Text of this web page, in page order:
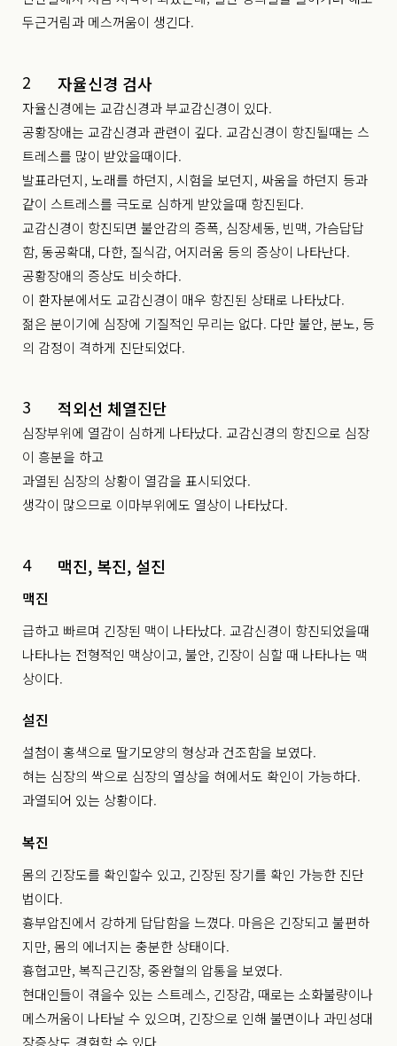
두근거림과 메스꺼움이 생긴다.
2 자율신경 검사
자율신경에는 교감신경과 부교감신경이 있다.
공황장애는 교감신경과 관련이 깊다. 교감신경이 항진될때는 스
트레스를 많이 받았을때이다.
발표라던지, 노래를 하던지, 시험을 보던지, 싸움을 하던지 등과
같이 스트레스를 극도로 심하게 받았을때 항진된다.
교감신경이 항진되면 불안감의 증폭, 심장세동, 빈맥, 가슴답답
함, 동공확대, 다한, 질식감, 어지러움 등의 증상이 나타난다.
공황장애의 증상도 비슷하다.
이 환자분에서도 교감신경이 매우 항진된 상태로 나타났다.
젊은 분이기에 심장에 기질적인 무리는 없다. 다만 불안, 분노, 등
의 감정이 격하게 진단되었다.
3 적외선 체열진단
심장부위에 열감이 심하게 나타났다. 교감신경의 항진으로 심장
이 흥분을 하고
과열된 심장의 상황이 열감을 표시되었다.
생각이 많으므로 이마부위에도 열상이 나타났다.
4 맥진, 복진, 설진
맥진
급하고 빠르며 긴장된 맥이 나타났다. 교감신경이 항진되었을때
나타나는 전형적인 맥상이고, 불안, 긴장이 심할 때 나타나는 맥
상이다.
설진
설첨이 홍색으로 딸기모양의 형상과 건조함을 보였다.
혀는 심장의 싹으로 심장의 열상을 혀에서도 확인이 가능하다.
과열되어 있는 상황이다.
복진
몸의 긴장도를 확인할수 있고, 긴장된 장기를 확인 가능한 진단
법이다.
흉부압진에서 강하게 답답함을 느꼈다. 마음은 긴장되고 불편하
지만, 몸의 에너지는 충분한 상태이다.
흉협고만, 복직근긴장, 중완혈의 압통을 보였다.
현대인들이 겪을수 있는 스트레스, 긴장감, 때로는 소화불량이나
메스꺼움이 나타날 수 있으며, 긴장으로 인해 불면이나 과민성대
장증상도 경험할 수 있다.